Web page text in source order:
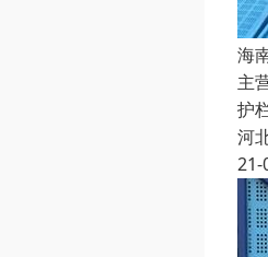
海
主
护
河
21-